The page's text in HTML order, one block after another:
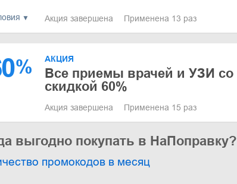
Акция завершена Применена 13 раз
% АКЦИЯ
Все приемы врачей и УЗИ со
скидкой 60%
Акция завершена Применена 15 раз
выгодно покупать в НаПоправку?
промокодов в месяц